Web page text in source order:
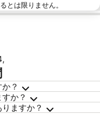
とは限りません。
,
？
か？
ますか？